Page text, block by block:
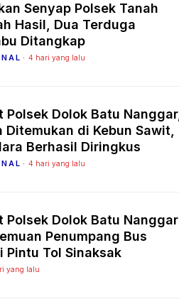
Senyap Polsek Tanah
Hasil, Dua Terduga
Ditangkap
4 hari yang lalu
Polsek Dolok Batu Nanggar,
Ditemukan di Kebun Sawit,
Berhasil Diringkus
4 hari yang lalu
Polsek Dolok Batu Nanggar
Penumpang Bus
Pintu Tol Sinaksak
yang lalu